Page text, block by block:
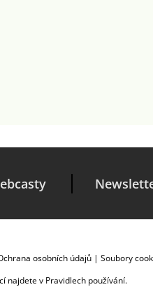
osobních údajů | Soubory
najdete v Pravidlech používání.